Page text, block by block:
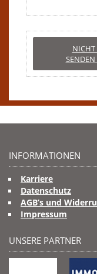
NICHT
INFORMATIONEN
Karriere
Datenschutz
AGB’s und
Impressum
UNSERE PARTNER